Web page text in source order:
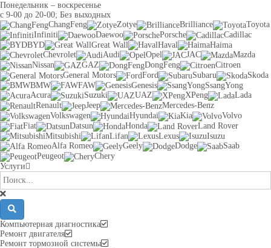
Понедельник – воскресенье
с 9-00 до 20-00; Без выходных
ChangFeng
Zotye Brilliance
Toyota
Infiniti
Daewoo Porsche
Cadillac
BYD
Great Wall Haval
Haima
Chevrolet
Audi Opel JAC
Mazda
Nissan
GAZ DongFeng
Citroen
General Motors
Ford Subaru
Skoda
BMW
FAW Genesis
SsangYong
Acura
Suzuki UAZ XPeng
Lada
Renault
Jeep
Mercedes-Benz
Volkswagen
Hyundai Kia
Volvo
Fiat
Datsun Honda
Land Rover
Mitsubishi
Lifan Lexus
Isuzu
Alfa Romeo
Geely Dodge
Saab
Peugeot
Chery
Услуги
Компьютерная диагностика
Ремонт двигателя
Ремонт тормозной системы